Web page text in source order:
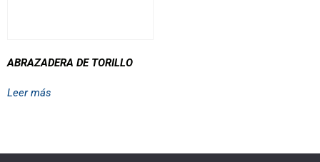
ABRAZADERA DE TORILLO
Leer más